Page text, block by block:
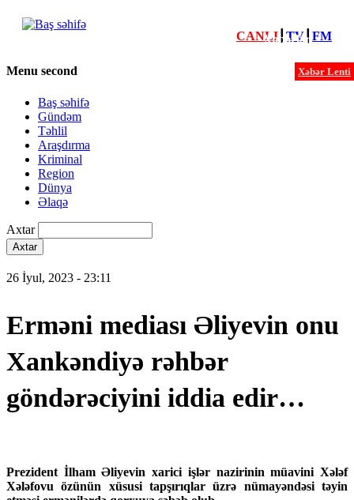
Xəbərlər
Xəbər Lenti
CANLI┃ TV┃ FM
Menu second
Baş səhifə
Gündəm
Təhlil
Araşdırma
Kriminal
Region
Dünya
Əlaqə
Axtar
26 İyul, 2023 - 23:11
Erməni mediası Əliyevin onu
Xankəndiyə rəhbər
göndərəciyini iddia edir…
Prezident İlham Əliyevin xarici işlər nazirinin müavini Xələf
Xələfovu özünün xüsusi tapşırıqlar üzrə nümayəndəsi təyin